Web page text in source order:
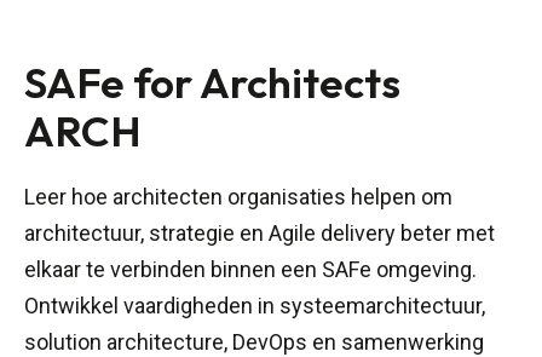
SAFe for Architects
ARCH
Leer hoe architecten organisaties helpen om
architectuur, strategie en Agile delivery beter met
elkaar te verbinden binnen een SAFe omgeving.
Ontwikkel vaardigheden in systeemarchitectuur,
solution architecture, DevOps en samenwerking